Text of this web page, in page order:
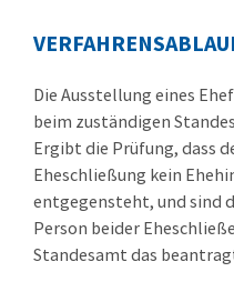
Die Ausstellung eines
beim zuständigen
Ergibt die Prüfung, dass
Eheschließung kein
entgegensteht, und sind
Person beider
Standesamt das